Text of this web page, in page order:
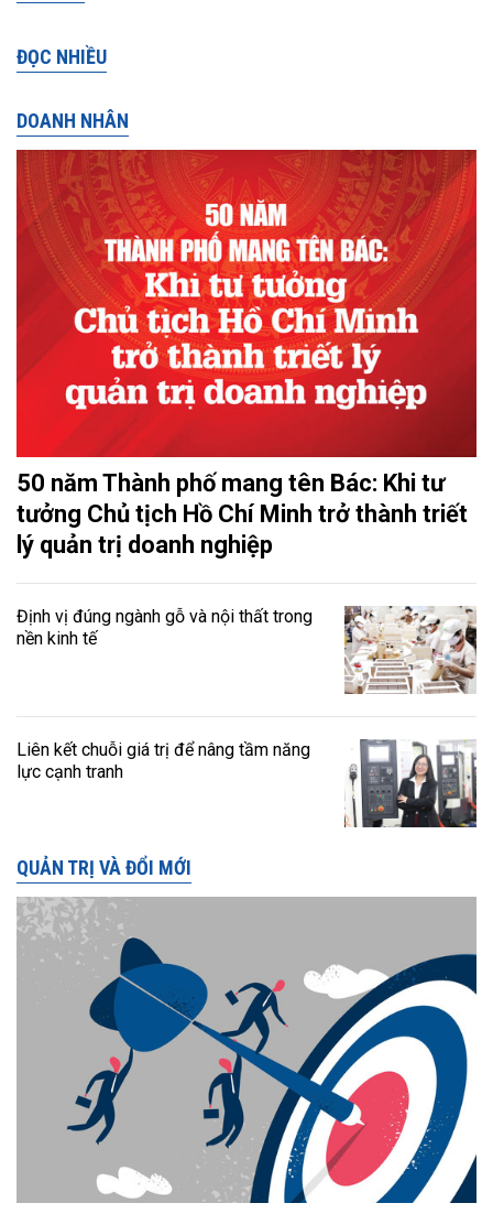
ĐỌC NHIỀU
DOANH NHÂN
50 năm Thành phố mang tên Bác: Khi tư
tưởng Chủ tịch Hồ Chí Minh trở thành triết
lý quản trị doanh nghiệp
Định vị đúng ngành gỗ và nội thất trong
nền kinh tế
Liên kết chuỗi giá trị để nâng tầm năng
lực cạnh tranh
QUẢN TRỊ VÀ ĐỔI MỚI